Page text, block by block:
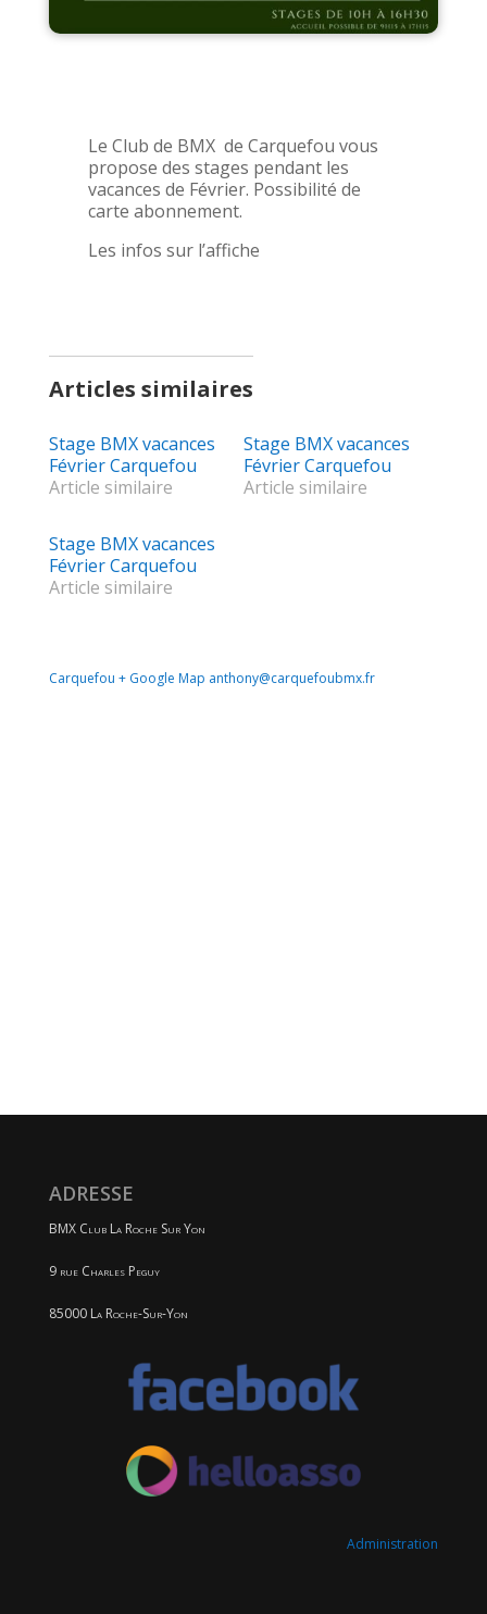
Le Club de BMX de Carquefou vous
propose des stages pendant les
vacances de Février. Possibilité de
carte abonnement.
Les infos sur l’affiche
Articles similaires
Stage BMX vacances
Février Carquefou
Article similaire
Stage BMX vacances
Février Carquefou
Article similaire
Stage BMX vacances
Février Carquefou
Article similaire
Carquefou + Google Map anthony@carquefoubmx.fr
ADRESSE
BMX Club La Roche Sur Yon
9 rue Charles Peguy
85000 La Roche-Sur-Yon
Administration